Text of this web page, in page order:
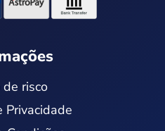
risco
Privacidade